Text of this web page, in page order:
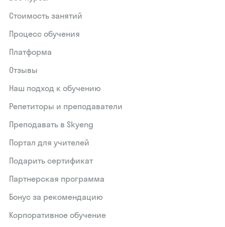
Стоимость занятий
Процесс обучения
Платформа
Отзывы
Наш подход к обучению
Репетиторы и преподаватели
Преподавать в Skyeng
Портал для учителей
Подарить сертификат
Партнерская программа
Бонус за рекомендацию
Корпоративное обучение